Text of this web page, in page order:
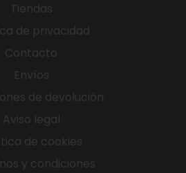
Tiendas
de privacidad
Contacto
Envíos
de devolución
Aviso legal
de cookies
y condiciones